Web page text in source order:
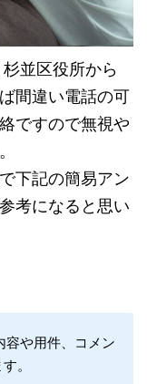
並区役所から
間違い電話の可
ですので無視や
下記の簡易アン
考になると思い
容や用件、コメン
。